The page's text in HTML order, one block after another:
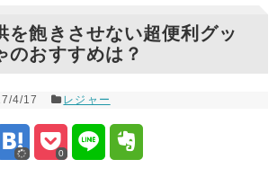
を飽きさせない超便利グッ
のおすすめは？
4/17 レジャー
0